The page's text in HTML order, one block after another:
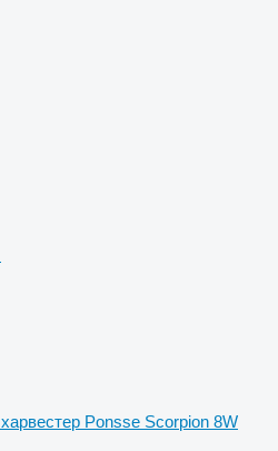
харвестер Ponsse Scorpion 8W